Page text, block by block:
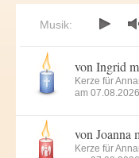
Musik:
von Ingrid
Kerze für
am
von Joanna
Kerze für